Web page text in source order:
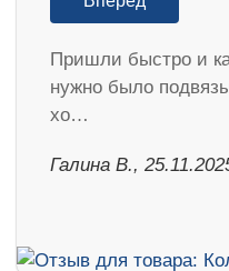
Пришли быстро и
нужно было
хо…
Галина В.,